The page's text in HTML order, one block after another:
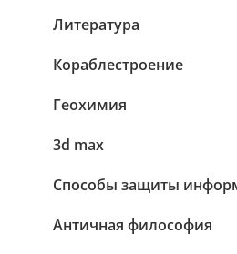
Литература
Кораблестроение
Геохимия
3d max
Способы защиты
Античная философия